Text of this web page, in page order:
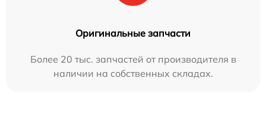
Оригинальные запчасти
Более 20 тыс. запчастей от производителя в
наличии на собственных складах.